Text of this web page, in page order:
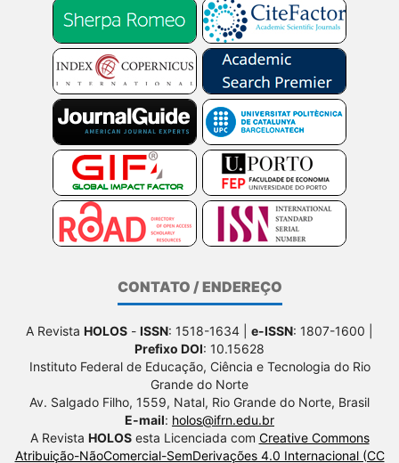
CONTATO / ENDEREÇO
A Revista HOLOS - ISSN: 1518-1634 | e-ISSN: 1807-1600 |
Prefixo DOI: 10.15628
Instituto Federal de Educação, Ciência e Tecnologia do Rio
Grande do Norte
Av. Salgado Filho, 1559, Natal, Rio Grande do Norte, Brasil
E-mail: holos@ifrn.edu.br
A Revista HOLOSesta Licenciada com Creative Commons
Atribuição-NãoComercial-SemDerivações 4.0 Internacional (CC